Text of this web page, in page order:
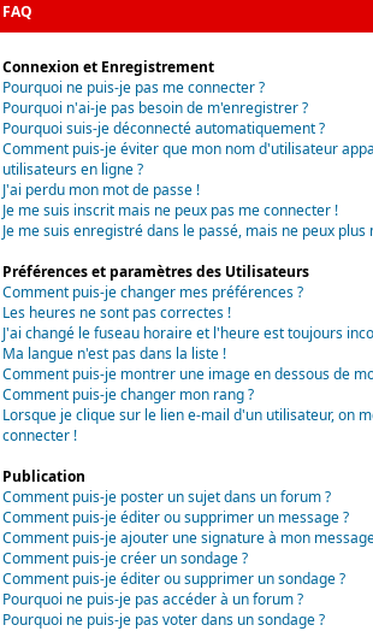
FAQ
Connexion et Enregistrement
Pourquoi ne puis-je pas me connecter ?
Pourquoi n'ai-je pas besoin de m'enregistrer ?
Pourquoi suis-je déconnecté automatiquement ?
Comment puis-je éviter que mon nom d'utilisateur
utilisateurs en ligne ?
J'ai perdu mon mot de passe !
Je me suis inscrit mais ne peux pas me connecter !
Je me suis enregistré dans le passé, mais ne peux plus
Préférences et paramètres des Utilisateurs
Comment puis-je changer mes préférences ?
Les heures ne sont pas correctes !
J'ai changé le fuseau horaire et l'heure est toujours
Ma langue n'est pas dans la liste !
Comment puis-je montrer une image en dessous de
Comment puis-je changer mon rang ?
Lorsque je clique sur le lien e-mail d'un utilisateur, on
connecter !
Publication
Comment puis-je poster un sujet dans un forum ?
Comment puis-je éditer ou supprimer un message ?
Comment puis-je ajouter une signature à mon
Comment puis-je créer un sondage ?
Comment puis-je éditer ou supprimer un sondage ?
Pourquoi ne puis-je pas accéder à un forum ?
Pourquoi ne puis-je pas voter dans un sondage ?